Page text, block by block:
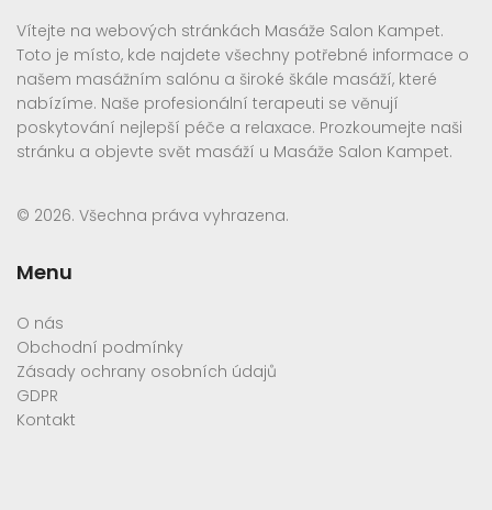
Vítejte na webových stránkách Masáže Salon Kampet.
Toto je místo, kde najdete všechny potřebné informace o
našem masážním salónu a široké škále masáží, které
nabízíme. Naše profesionální terapeuti se věnují
poskytování nejlepší péče a relaxace. Prozkoumejte naši
stránku a objevte svět masáží u Masáže Salon Kampet.
© 2026. Všechna práva vyhrazena.
Menu
O nás
Obchodní podmínky
Zásady ochrany osobních údajů
GDPR
Kontakt